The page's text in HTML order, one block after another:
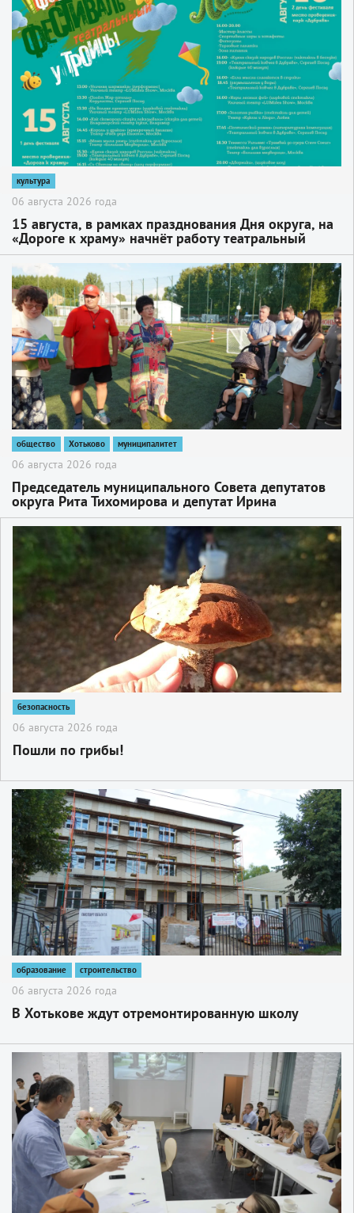
2
культура
06 августа 2026 года
15 августа, в рамках празднования Дня округа, на
«Дороге к храму» начнёт работу театральный
фестиваль «У Троицы»
2
общество Хотьково муниципалитет
06 августа 2026 года
Председатель муниципального Совета депутатов
округа Рита Тихомирова и депутат Ирина
Кормакова отчитались перед жителями о работе за
последние пять лет в рамках народной программы
«Единой России»
безопасность
06 августа 2026 года
Пошли по грибы!
2
образование строительство
06 августа 2026 года
В Хотькове ждут отремонтированную школу